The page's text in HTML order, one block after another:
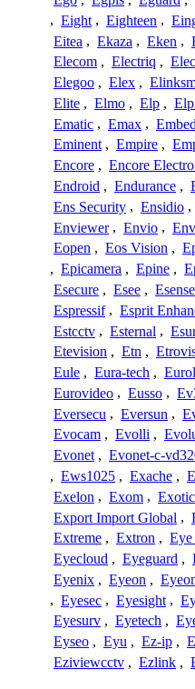
, Eight , Eighteen ,
Eitea , Ekaza , Eken ,
Elecom , Electriq ,
Elegoo , Elex ,
Elite , Elmo , Elp ,
Ematic , Emax ,
Eminent , Empire ,
Encore , Encore
Endroid , Endurance ,
Ens Security , Ensidio ,
Enviewer , Envio ,
Eopen , Eos Vision ,
, Epicamera , Epine ,
Esecure , Esee , Esense
Espressif , Esprit
Estcctv , Esternal ,
Etevision , Etn ,
Eule , Eura-tech ,
Eurovideo , Eusso ,
Eversecu , Eversun ,
Evocam , Evolli ,
Evonet , Evonet-c-
, Ews1025 , Exache ,
Exelon , Exom ,
Export Import Global ,
Extreme , Extron , Eye
Eyecloud , Eyeguard ,
Eyenix , Eyeon ,
, Eyesec , Eyesight ,
Eyesurv , Eyetech ,
Eyseo , Eyu , Ez-ip ,
Eziviewcctv , Ezlink ,